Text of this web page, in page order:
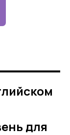
для